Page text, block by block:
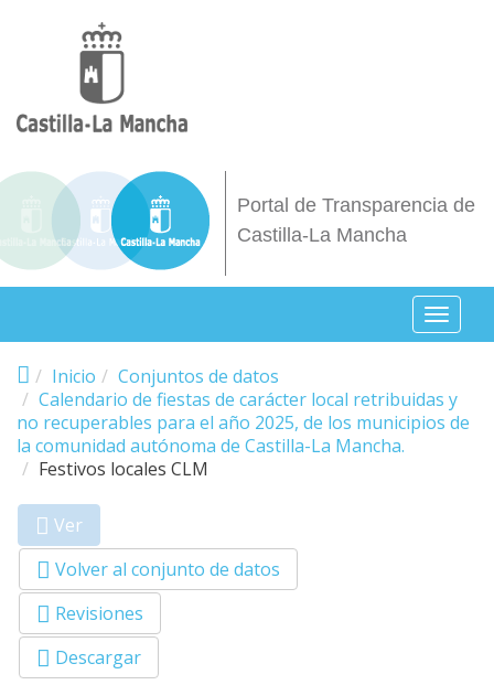
Portal de Transparencia de
Castilla-La Mancha
Toggle
Inicio
Conjuntos de datos
Calendario de fiestas de carácter local retribuidas y
no recuperables para el año 2025, de los municipios de
la comunidad autónoma de Castilla-La Mancha.
Festivos locales CLM
Primary tabs
Ver
activa)
Volver al conjunto de datos
Revisiones
Descargar